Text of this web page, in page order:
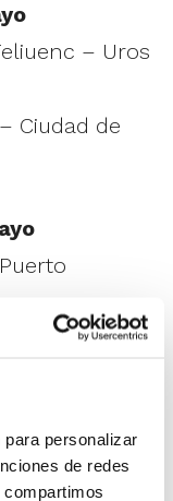
personalizar
de redes
– Uros
Ciudad de
–
Pajarraco CB